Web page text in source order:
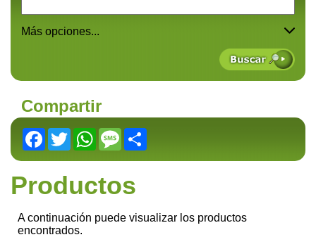
Más opciones...
Compartir
Facebook
TwitterWhatsApp
Message
Productos
A continuación puede visualizar los productos
encontrados.